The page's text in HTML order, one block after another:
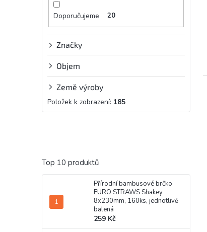
Doporučujeme 20
Značky
Objem
Země výroby
Položek k zobrazení: 185
Top 10 produktů
Přírodní bambusové brčko
EURO STRAWS Shakey
8x230mm, 160ks, jednotlivě
balená
259 Kč